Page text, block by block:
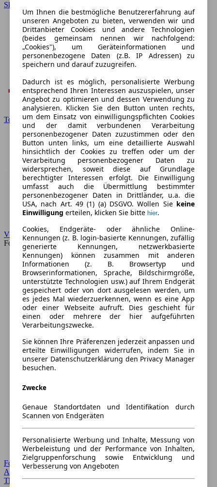
Skoda
Toyota
VW
Forum
Forum Startseite
Alle Auto-Foren
Themen-Forum
Um Ihnen die bestmögliche Benutzererfahrung auf
unseren Angeboten zu bieten, verwenden wir und
Drittanbieter Cookies und andere Technologien
(beides gemeinsam nennen wir nachfolgend:
„Cookies"), um Geräteinformationen und
personenbezogene Daten (z.B. IP Adressen) zu
speichern und darauf zuzugreifen.
Dadurch ist es möglich, personalisierte Werbung
entsprechend Ihren Interessen auszuspielen, unser
Angebot zu optimieren und dessen Verwendung zu
analysieren. Klicken Sie den Button unten rechts,
um dem Einsatz von einwilligungspflichten Cookies
und der damit verbundenen Verarbeitung
personenbezogener Daten zuzustimmen oder den
Button unten links, um eine detaillierte Auswahl
hinsichtlich der Cookies zu treffen oder um der
Verarbeitung personenbezogener Daten zu
widersprechen, soweit diese auf Grundlage
berechtigter Interessen erfolgt. Die Einwilligung
umfasst auch die Übermittlung bestimmter
personenbezogener Daten in Drittländer, u.a. die
USA, nach Art. 49 (1) (a) DSGVO. Wollen Sie keine
Einwilligung erteilen, klicken Sie bitte hier.
Cookies, Endgeräte- oder ähnliche Online-
Kennungen (z. B. login-basierte Kennungen, zufällig
generierte Kennungen, netzwerkbasierte
Kennungen) können zusammen mit anderen
Informationen (z. B. Browsertyp und
Browserinformationen, Sprache, Bildschirmgröße,
unterstützte Technologien usw.) auf Ihrem Endgerät
gespeichert oder von dort ausgelesen werden, um
es jedes Mal wiederzuerkennen, wenn es eine App
oder einer Webseite aufruft. Dies geschieht für
einen oder mehrere der hier aufgeführten
Verarbeitungszwecke.
Sie können Ihre Präferenzen jederzeit anpassen und
erteilte Einwilligungen widerrufen, indem Sie in
unserer Datenschutzerklärung den Privacy Manager
besuchen.
Zwecke
Genaue Standortdaten und Identifikation durch
Scannen von Endgeräten
Personalisierte Werbung und Inhalte, Messung von
Werbeleistung und der Performance von Inhalten,
Zielgruppenforschung sowie Entwicklung und
Verbesserung von Angeboten